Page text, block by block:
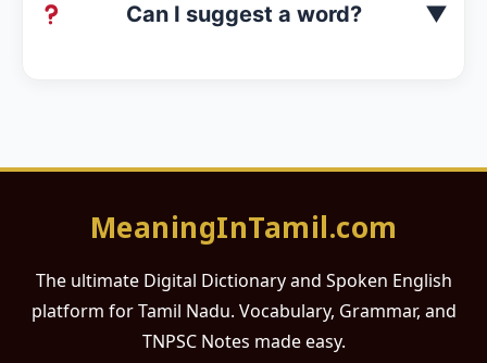
Can I suggest a word? ▼
MeaningInTamil.com
The ultimate Digital Dictionary and Spoken English
platform for Tamil Nadu. Vocabulary, Grammar, and
TNPSC Notes made easy.